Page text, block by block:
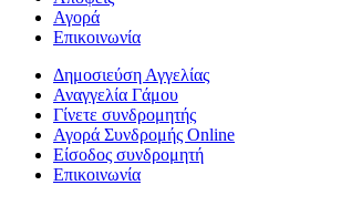
Αγορά
Επικοινωνία
Δημοσιεύση Αγγελίας
Αναγγελία Γάμου
Γίνετε συνδρομητής
Αγορά Συνδρομής Online
Είσοδος συνδρομητή
Επικοινωνία